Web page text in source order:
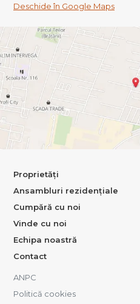
Deschide în Google Maps
Proprietăți
Ansambluri rezidențiale
Cumpără cu noi
Vinde cu noi
Echipa noastră
Contact
ANPC
Politică cookies